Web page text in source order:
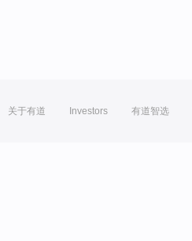
关于有道 Investors 有道智选